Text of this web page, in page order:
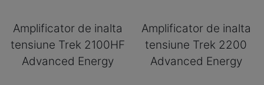
Amplificator de inalta
tensiune Trek 2100HF
Advanced Energy
Amplificator de inalta
tensiune Trek 2200
Advanced Energy